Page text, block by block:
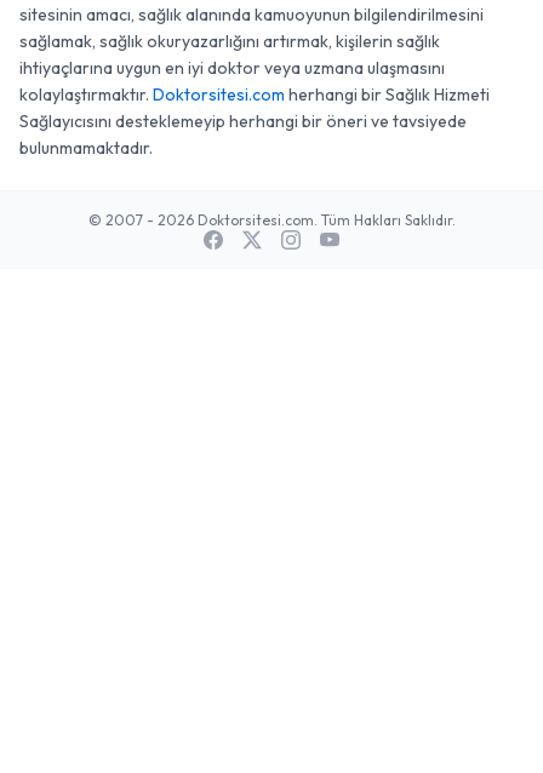
sitesinin amacı, sağlık alanında kamuoyunun bilgilendirilmesini
sağlamak, sağlık okuryazarlığını artırmak, kişilerin sağlık
ihtiyaçlarına uygun en iyi doktor veya uzmana ulaşmasını
kolaylaştırmaktır. Doktorsitesi.com herhangi bir Sağlık Hizmeti
Sağlayıcısını desteklemeyip herhangi bir öneri ve tavsiyede
bulunmamaktadır.
© 2007 - 2026 Doktorsitesi.com. Tüm Hakları Saklıdır.